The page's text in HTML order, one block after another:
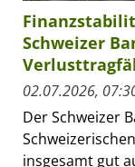
Schweizer
02.07.2026,
Der Schweizer
insgesamt gut